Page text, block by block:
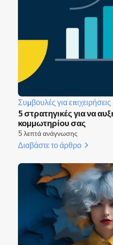
Συμβουλές για επιχειρήσεις
5 στρατηγικές για να
κομμωτηρίου σας
5 λεπτά ανάγνωσης
Διαβάστε το άρθρο